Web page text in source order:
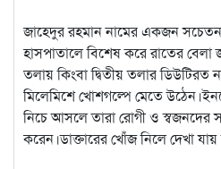
জাহেদুর রহমান নামের একজন
হাসপাতালে বিশেষ করে রাতের বেলা
তলায় কিংবা দ্বিতীয় তলার ডিউটিরত
মিলেমিশে খোশগল্পে মেতে
নিচে আসলে তারা রোগী ও স্বজনদের
করেন।ডাক্তারের খোঁজ নিলে দেখা